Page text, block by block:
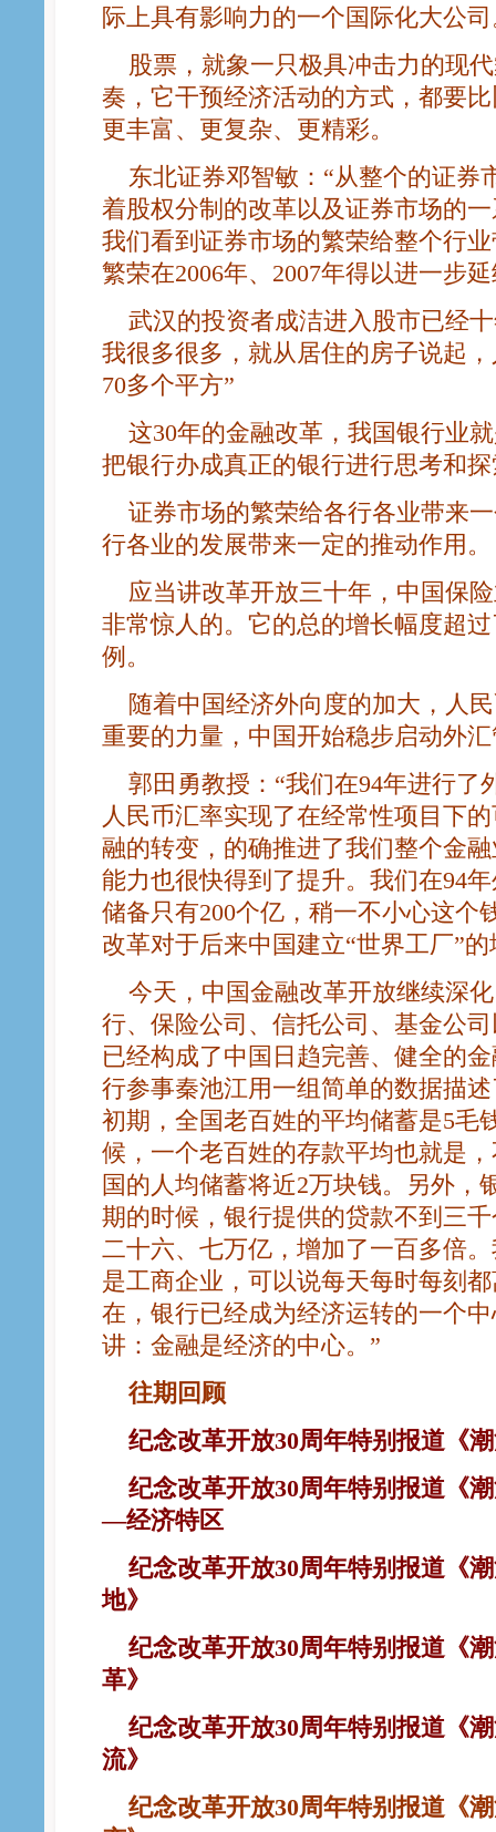
际上具有影响力的一个国际化大公司
股票，就象一只极具冲击力的现
奏，它干预经济活动的方式，都要
更丰富、更复杂、更精彩。
东北证券邓智敏：“从整个的证券
着股权分制的改革以及证券市场的
我们看到证券市场的繁荣给整个行
繁荣在2006年、2007年得以进一步
武汉的投资者成洁进入股市已经
我很多很多，就从居住的房子说起
70多个平方”
这30年的金融改革，我国银行业
把银行办成真正的银行进行思考和
证券市场的繁荣给各行各业带来
行各业的发展带来一定的推动作用。
应当讲改革开放三十年，中国保
非常惊人的。它的总的增长幅度超
例。
随着中国经济外向度的加大，人
重要的力量，中国开始稳步启动外
郭田勇教授：“我们在94年进行了
人民币汇率实现了在经常性项目下
融的转变，的确推进了我们整个金
能力也很快得到了提升。我们在94
储备只有200个亿，稍一不小心这个
改革对于后来中国建立“世界工厂”
今天，中国金融改革开放继续深
行、保险公司、信托公司、基金公
已经构成了中国日趋完善、健全的
行参事秦池江用一组简单的数据描
初期，全国老百姓的平均储蓄是5毛
候，一个老百姓的存款平均也就是
国的人均储蓄将近2万块钱。另外，
期的时候，银行提供的贷款不到三
二十六、七万亿，增加了一百多倍
是工商企业，可以说每天每时每刻
在，银行已经成为经济运转的一个
讲：金融是经济的中心。”
往期回顾
纪念改革开放30周年特别报道《
纪念改革开放30周年特别报道《
—经济特区
纪念改革开放30周年特别报道《
地》
纪念改革开放30周年特别报道《
革》
纪念改革开放30周年特别报道《
流》
纪念改革开放30周年特别报道《